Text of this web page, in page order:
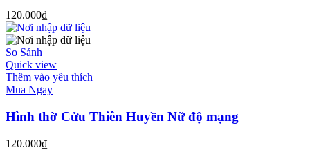
120.000₫
So Sánh
Quick view
Thêm vào yêu thích
Mua Ngay
Hình thờ Cửu Thiên Huyền Nữ độ mạng
120.000₫